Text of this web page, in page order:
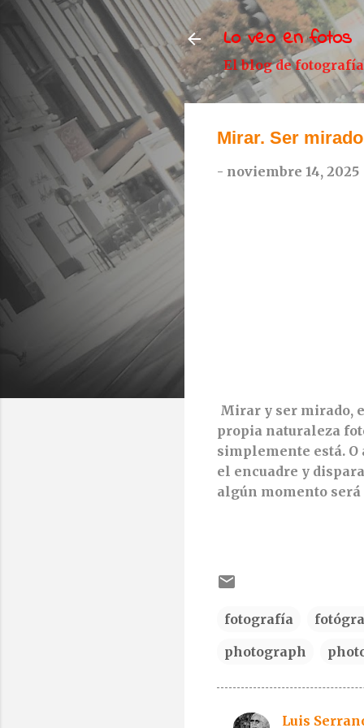
Lo veo en fotos
El blog de
Mirar. Ser mirado
- noviembre 14, 2025
Mirar y ser mirado,
propia naturaleza
simplemente está.
el encuadre y
algún momento será
fotografía
photograph
Luis